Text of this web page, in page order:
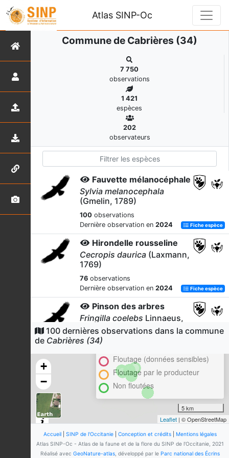
Atlas SINP-Oc
Commune de Cabrières (34)
7 750
observations
1 421
espèces
202
observateurs
Fauvette mélanocéphale
Sylvia melanocephala
(Gmelin, 1789)
100 observations
Dernière observation en 2024 Fiche espèce
Hirondelle rousseline
Cecropis daurica (Laxmann,
1769)
76 observations
Dernière observation en 2024 Fiche espèce
Pinson des arbres
Fringilla coelebs Linnaeus,
1758
76observations
Fauvette orphée
Curruca hortensis
1789)
2024 Fiche espèce
Busard cendré
Circus pygargus(Linnaeus,
1758)
100 dernières observations dans la commune
de Cabrières (34)
+
−
Cluster
Floutage (données sensibles)
Floutage par le producteur
Non floutées
5 km
Leaflet | © OpenStreetMap
Accueil| SINP de l'Occitanie| Conception et crédits| Mentions légales
Atlas SINP-Oc - Atlas de la faune et de la flore du SINP de l'Occitanie, 2021
Réalisé avec GeoNature-atlas, développé par le Parc national des Écrins